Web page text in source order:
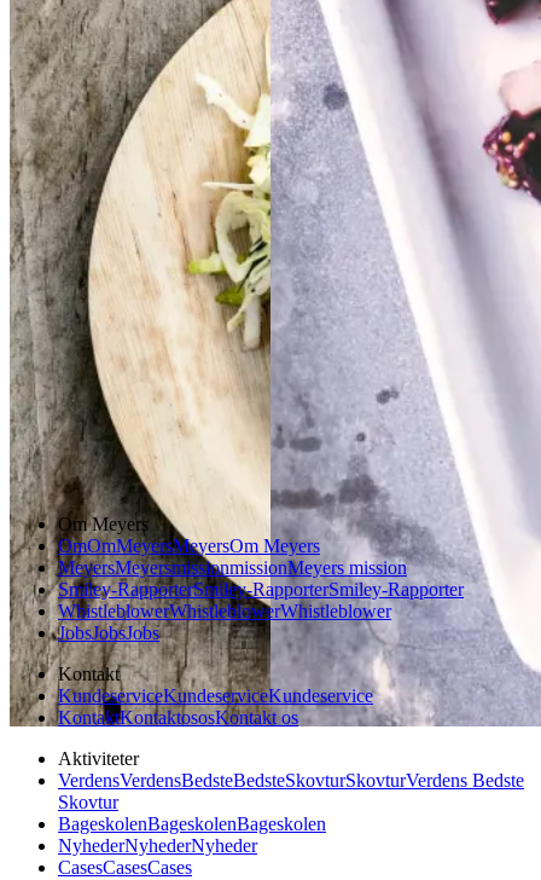
kartoflerkartofler
ogog
sennepsdressingsenn
epsdressing
Gem opskrift
Aftensmad
Forårsmad
Sommermad
Dansk mad
Gem opskrift
Dansk mad
Frokost
Om Meyers
OmOmMeyersMeyersOm Meyers
MeyersMeyersmissionmissionMeyers mission
Smiley-RapporterSmiley-RapporterSmiley-Rapporter
WhistleblowerWhistleblowerWhistleblower
JobsJobsJobs
Kontakt
KundeserviceKundeserviceKundeservice
KontaktKontaktososKontakt os
Aktiviteter
VerdensVerdensBedsteBedsteSkovturSkovturVerdens Bedste
Skovtur
BageskolenBageskolenBageskolen
NyhederNyhederNyheder
CasesCasesCases